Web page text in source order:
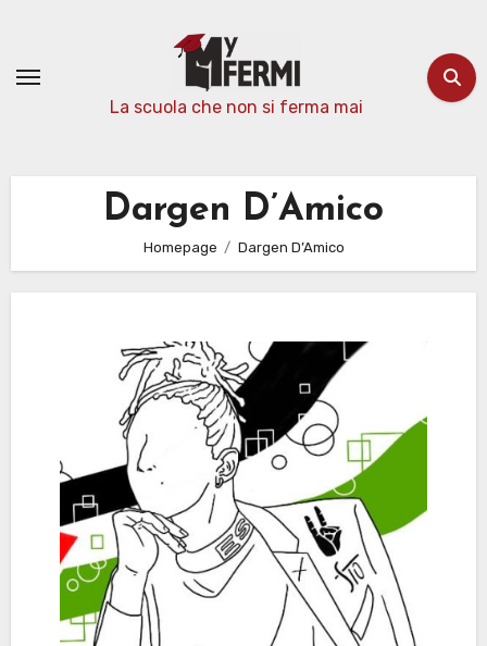
contenuto
La scuola che non si ferma mai
Dargen D’Amico
Homepage Dargen D’Amico